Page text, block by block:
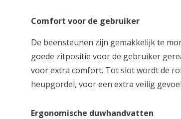
Comfort voor de gebruiker
De beensteunen zijn gemakkelijk te
goede zitpositie voor de gebruiker
voor extra comfort. Tot slot wordt de
heupgordel, voor een extra veilig
Ergonomische duwhandvatten